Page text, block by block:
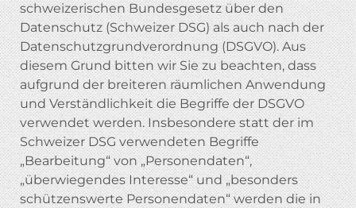
schweizerischen Bundesgesetz über den
Datenschutz (Schweizer DSG) als auch nach der
Datenschutzgrundverordnung (DSGVO). Aus
diesem Grund bitten wir Sie zu beachten, dass
aufgrund der breiteren räumlichen Anwendung
und Verständlichkeit die Begriffe der DSGVO
verwendet werden. Insbesondere statt der im
Schweizer DSG verwendeten Begriffe
„Bearbeitung“ von „Personendaten“,
„überwiegendes Interesse“ und „besonders
schützenswerte Personendaten“ werden die in